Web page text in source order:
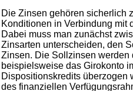
Die Zinsen gehören sicherlich
Konditionen in Verbindung mit
Dabei muss man zunächst
Zinsarten unterscheiden, den
Zinsen. Die Sollzinsen werden
beispielsweise das Girokonto
Dispositionskredits überzogen
des finanziellen